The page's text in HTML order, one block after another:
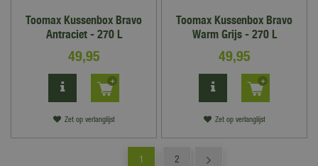
Toomax Kussenbox Bravo
Antraciet - 270 L
49,95
Zet op verlanglijst
Toomax Kussenbox Bravo
Warm Grijs - 270 L
49,95
Zet op verlanglijst
1 2